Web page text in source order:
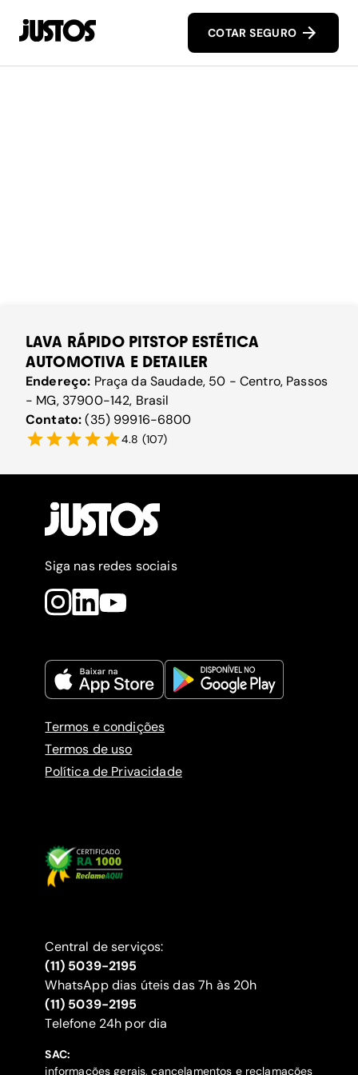
COTAR SEGURO
LAVA RÁPIDO PITSTOP ESTÉTICA
AUTOMOTIVA E DETAILER
Endereço: Praça da Saudade, 50 - Centro, Passos
- MG, 37900-142, Brasil
Contato:(35) 99916-6800
4.8 (107)
Siga nas redes sociais
Termos e condições
Termos de uso
Política de Privacidade
Central de serviços:
(11) 5039-2195
WhatsApp dias úteis das 7h às 20h
(11) 5039-2195
‍Telefone 24h por dia
SAC:
informações gerais, cancelamentos e reclamações